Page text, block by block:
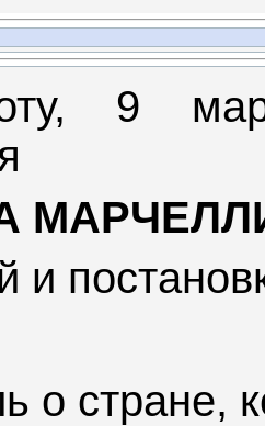
9
и
о стране,